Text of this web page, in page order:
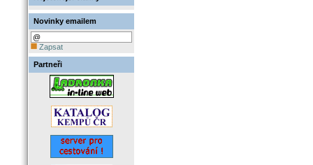
Novinky emailem
Zapsat
Partneři